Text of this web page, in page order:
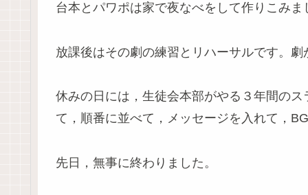
台本とパワポは家で夜なべをして作りこみま
放課後はその劇の練習とリハーサルです。
休みの日には，生徒会本部がやる３年間の
て，順番に並べて，メッセージを入れて，
先日，無事に終わりました。